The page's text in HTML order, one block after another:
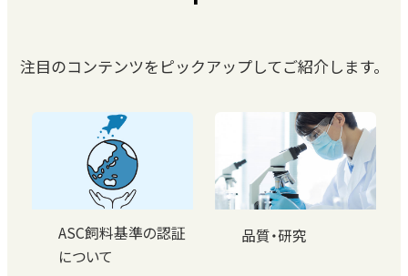
注目のコンテンツをピックアップしてご紹介します。
ASC飼料基準の認証
について
品質・研究